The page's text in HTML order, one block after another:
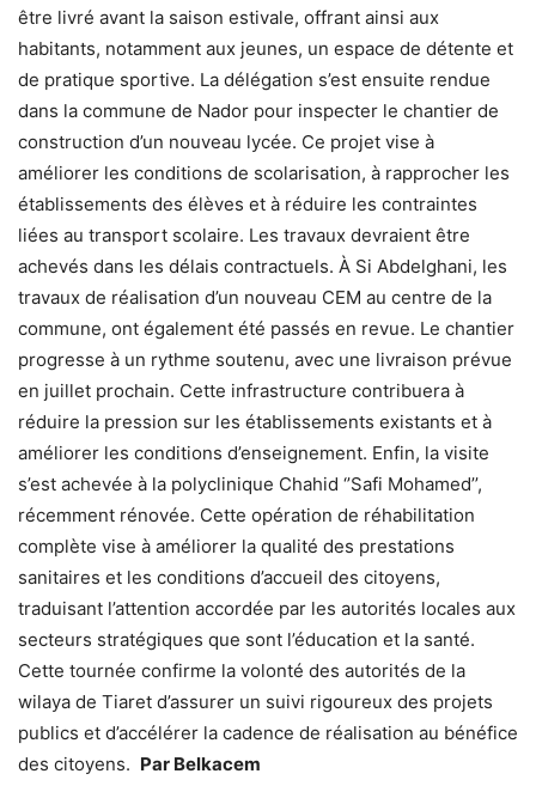
être livré avant la saison estivale, offrant ainsi aux
habitants, notamment aux jeunes, un espace de détente et
de pratique sportive. La délégation s’est ensuite rendue
dans la commune de Nador pour inspecter le chantier de
construction d’un nouveau lycée. Ce projet vise à
améliorer les conditions de scolarisation, à rapprocher les
établissements des élèves et à réduire les contraintes
liées au transport scolaire. Les travaux devraient être
achevés dans les délais contractuels. À Si Abdelghani, les
travaux de réalisation d’un nouveau CEM au centre de la
commune, ont également été passés en revue. Le chantier
progresse à un rythme soutenu, avec une livraison prévue
en juillet prochain. Cette infrastructure contribuera à
réduire la pression sur les établissements existants et à
améliorer les conditions d’enseignement. Enfin, la visite
s’est achevée à la polyclinique Chahid ‘’Safi Mohamed’’,
récemment rénovée. Cette opération de réhabilitation
complète vise à améliorer la qualité des prestations
sanitaires et les conditions d’accueil des citoyens,
traduisant l’attention accordée par les autorités locales aux
secteurs stratégiques que sont l’éducation et la santé.
Cette tournée confirme la volonté des autorités de la
wilaya de Tiaret d’assurer un suivi rigoureux des projets
publics et d’accélérer la cadence de réalisation au bénéfice
des citoyens. Par Belkacem